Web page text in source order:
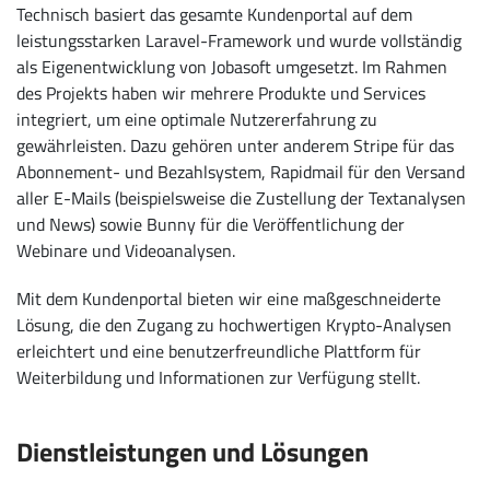
Technisch basiert das gesamte Kundenportal auf dem
leistungsstarken Laravel-Framework und wurde vollständig
als Eigenentwicklung von Jobasoft umgesetzt. Im Rahmen
des Projekts haben wir mehrere Produkte und Services
integriert, um eine optimale Nutzererfahrung zu
gewährleisten. Dazu gehören unter anderem Stripe für das
Abonnement- und Bezahlsystem, Rapidmail für den Versand
aller E-Mails (beispielsweise die Zustellung der Textanalysen
und News) sowie Bunny für die Veröffentlichung der
Webinare und Videoanalysen.
Mit dem Kundenportal bieten wir eine maßgeschneiderte
Lösung, die den Zugang zu hochwertigen Krypto-Analysen
erleichtert und eine benutzerfreundliche Plattform für
Weiterbildung und Informationen zur Verfügung stellt.
Dienstleistungen und Lösungen